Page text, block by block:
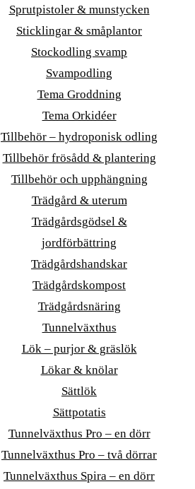
Sprutpistoler & munstycken
Sticklingar & småplantor
Stockodling svamp
Svampodling
Tema Groddning
Tema Orkidéer
Tillbehör – hydroponisk odling
Tillbehör frösådd & plantering
Tillbehör och upphängning
Trädgård & uterum
Trädgårdsgödsel &
jordförbättring
Trädgårdshandskar
Trädgårdskompost
Trädgårdsnäring
Tunnelväxthus
Lök – purjor & gräslök
Lökar & knölar
Sättlök
Sättpotatis
Tunnelväxthus Pro – en dörr
Tunnelväxthus Pro – två dörrar
Tunnelväxthus Spira – en dörr